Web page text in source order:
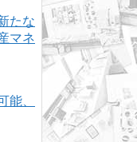
たな
マネ
能、